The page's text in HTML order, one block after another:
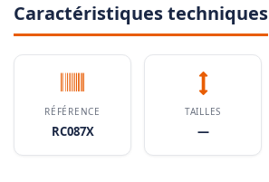
Caractéristiques techniques
RÉFÉRENCE
RC087X
TAILLES
—